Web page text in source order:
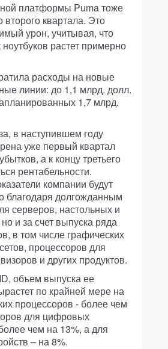
платформы Puma тоже
квартала. Это
урон, учитывая, что
растет примерно
расходы на новые
линии: до 1,1 млрд. долл.
1,7 млрд.
в наступившем году
уже первый квартал
а к концу третьего
рентабельности.
компании будут
благодаря долгожданным
серверов, настольных и
и за счет выпуска ряда
в том числе графических
процессоров для
и других продуктов.
объем выпуска ее
по крайней мере на
процессоров - более чем
для цифровых
чем на 13%, а для
– на 8%.